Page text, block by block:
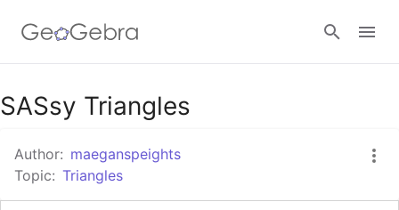
Google Classroom
GeoGebra Classroom
SASsy Triangles
Author: maeganspeights
Topic: Triangles